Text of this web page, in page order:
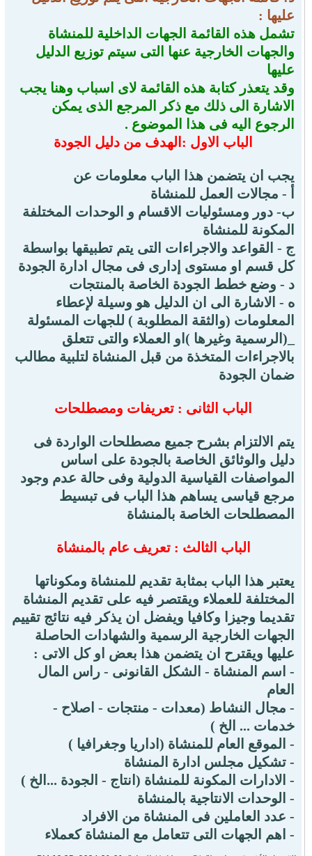
عليها :
تشمل هذه القائمة الجهات الداخلية للمنشاة
والجهات الخارجية عنها التى سيتم توزيع الدليل
عليها
وقد يتعذر كتابة هذه القائمة لاى اسباب وهنا يجب
الاشارة الى ذلك مع ذكر المرجع الذى يمكن
الرجوع اليه فى هذا الموضوع .
الباب الاول :الهدف من دليل الجودة
يجب ان يتضمن هذا الباب معلومات عن
أ - مجالات العمل للمنشاة
ب- دور ومسئوليات الاقسام و الوحدات المختلفة
المكونة للمنشاة
ج - القواعد والاجراءات التى يتم تطبيقها بواسطة
كل قسم او مستوى إدارى فى مجال ادارة الجودة
د - وضع خطط الجودة الخاصة بالمنتجات
ه - الاشارة الى ان الدليل هو وسيلة لإعطاء
المعلومات (والثقة المطلوبة ) للجهات المسئولة
_(الرسمية وغيرها )او العملاء والتى تتعلق
بالاجراءات المتخذة من قبل المنشاة لتلبية مطالب
ضمان الجودة
الباب الثانى : تعريفات ومصطلحات
يتم الالتزام بشرح جميع مصطلحات الواردة فى
دليل والوثائق الخاصة بالجودة على اساس
المواصفات القياسية الدولية وفى حالة عدم وجود
مرجع قياسى يساهم هذا الباب فى تبسيط
المصطلحات الخاصة بالمنشاة
الباب الثالث : تعريف عام بالمنشاة
يعتبر هذا الباب بمثابة تقديم للمنشاة ومكوناتها
المختلفة للعملاء ويقتصر فيه على تقديم المنشاة
تقديما وجيزا وكافيا ويفضل ان يذكر فيه نتائج تقييم
الجهات الخارجية الرسمية والشهادات الحاصلة
عليها ويقترح ان يتضمن هذا بعض او كل الاتى :
- اسم المنشاة - الشكل القانونى - راس المال
العام
- مجال النشاط (معدات - منتجات - اصلاح -
خدمات ... الخ )
- الموقع العام للمنشاة (اداريا وجغرافيا )
- تشكيل مجلس ادارة المنشاة
- الادارات المكونة للمنشاة (انتاج - الجودة ...الخ )
- الوحدات الانتاجية بالمنشاة
- عدد العاملين فى المنشاة من الافراد
- اهم الجهات التى تتعامل مع المنشاة كعملاء